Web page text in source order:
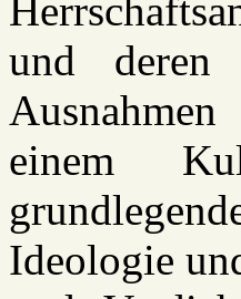
und deren
einem
Ideologie